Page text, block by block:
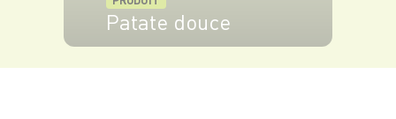
Patate douce